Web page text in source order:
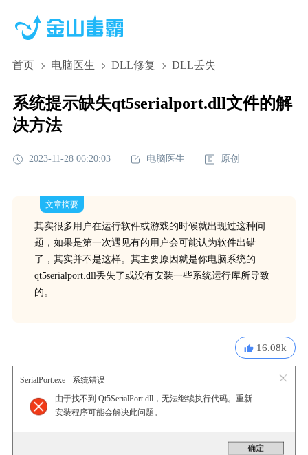
首页 电脑医生 DLL修复 DLL丢失
系统提示缺失qt5serialport.dll文件的解
决方法
2023-11-28 06:20:03 电脑医生 原创
文章摘要
其实很多用户在运行软件或游戏的时候就出现过这种问
题，如果是第一次遇见有的用户会可能认为软件出错
了，其实并不是这样。其主要原因就是你电脑系统的
qt5serialport.dll丢失了或没有安装一些系统运行库所导致
的。
16.08k
SerialPort.exe - 系统错误
由于找不到 Qt5SerialPort.dll，无法继续执行代码。重新
安装程序可能会解决此问题。